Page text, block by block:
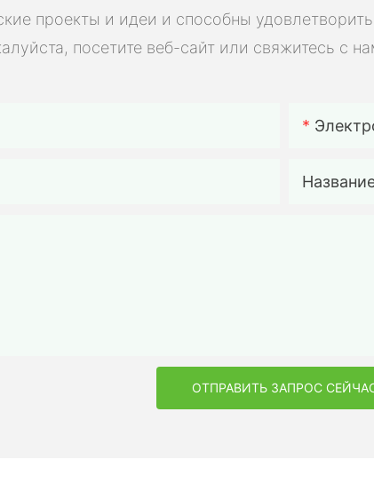
проекты и идеи и способны
посетите веб-сайт или свяжитесь с
ОТПРАВИТЬ ЗАПРОС